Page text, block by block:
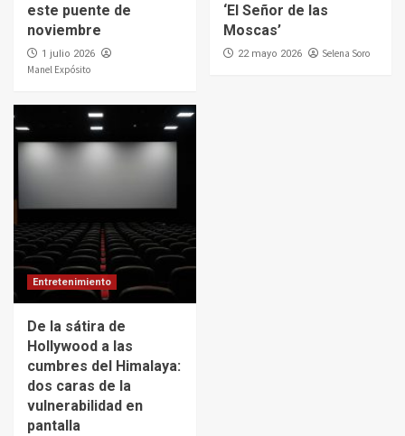
este puente de
noviembre
1 julio 2026
Manel Expósito
‘El Señor de las
Moscas’
22 mayo 2026 Selena Soro
Entretenimiento
De la sátira de
Hollywood a las
cumbres del Himalaya:
dos caras de la
vulnerabilidad en
pantalla